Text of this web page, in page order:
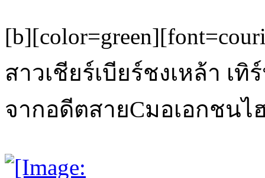
สาวเชียร์เบียร์ชงเหล้า เ
จากอดีตสายCมอเอกชนไ